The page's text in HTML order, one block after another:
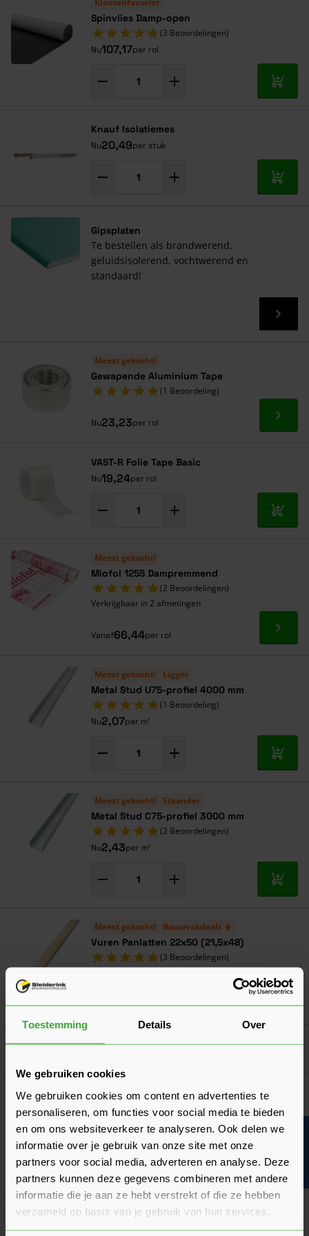
Toestemming Details Over
We gebruiken cookies
We gebruiken cookies om content en advertenties te
personaliseren, om functies voor social media te bieden
en om ons websiteverkeer te analyseren. Ook delen we
informatie over je gebruik van onze site met onze
partners voor social media, adverteren en analyse. Deze
partners kunnen deze gegevens combineren met andere
informatie die je aan ze hebt verstrekt of die ze hebben
verzameld op basis van je gebruik van hun services.
Spinvlies Damp-open
(3 Beoordelingen)
Nu107,17per rol
In
Knauf Isolatiemes
Nu20,49per stuk
In
Gipsplaten
Te bestellen als brandwerend,
geluidsisolerend, vochtwerend en
standaard!
Meest gekocht!
Gewapende Aluminium Tape
(1 Beoordeling)
Nu23,23per rol Ga
VAST-R Folie Tape Basic
Nu19,24per rol
In
Meest gekocht!
Miofol 125S Dampremmend
(2 Beoordelingen)
Verkrijgbaar in 2 afmetingen
Vanaf66,44per rol Ga
Meest gekocht! Ligger
Metal Stud U75-profiel 4000 mm
(1 Beoordeling)
Nu2,07per m¹
In
Meest gekocht! Staander
Metal Stud C75-profiel 3000 mm
(2 Beoordelingen)
Nu2,43per m¹
In
Meest gekocht! Bouwvakdeals ☀️
Vuren Panlatten 22x50 (21,5x48)
(3 Beoordelingen)
Nu0,69per m¹ Ga
Goed voorbereid aan de slag
Productvergelijking
Glaswol of Steenwol?
Een productvergelijking tussen twee vergelijkbare
isolatiematerialen. Wanneer kies je voor welk product?
Laatst gewijzigd: Februari 2026
Leestijd: 1 minuut
Lees
Algemeen
Is minerale wol schadelijk?